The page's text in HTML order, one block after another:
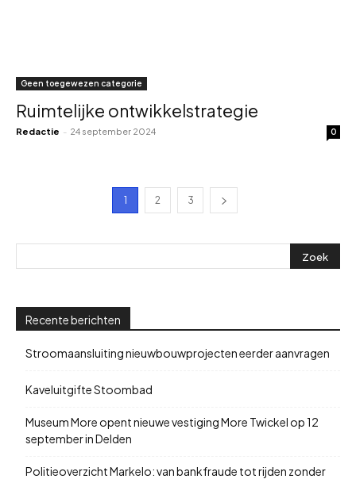
Geen toegewezen categorie
Ruimtelijke ontwikkelstrategie
Redactie - 24 september 2024 0
1 2 3
Recente berichten
Stroomaansluiting nieuwbouwprojecten eerder aanvragen
Kaveluitgifte Stoombad
Museum More opent nieuwe vestiging More Twickel op 12
september in Delden
Politieoverzicht Markelo: van bankfraude tot rijden zonder